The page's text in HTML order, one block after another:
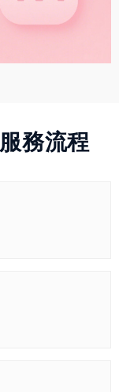
服務流程